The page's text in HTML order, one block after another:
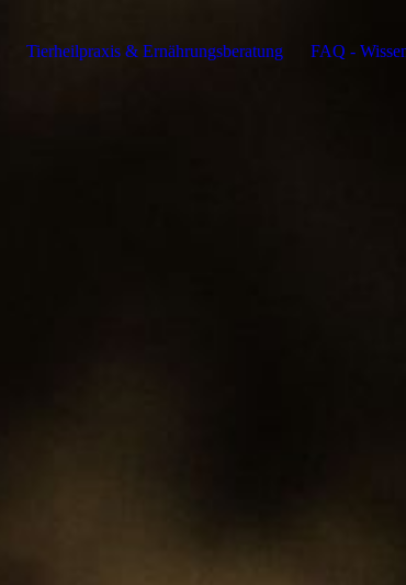
Tierheilpraxis & Ernährungsberatung FAQ -